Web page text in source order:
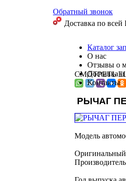
СМОТРЕТЬ
РЫЧАГ
Модель
Обратный звонок
Доставка по всей
Каталог
О нас
Отзывы о
Доставка и
Контакты